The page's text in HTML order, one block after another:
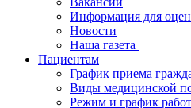
Информация для
Новости
​​Наша газета
Пациентам
График приема
Виды медицинской
Режим и график